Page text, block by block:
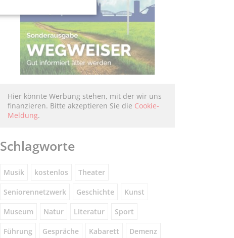
Hier könnte Werbung stehen, mit der wir uns
finanzieren. Bitte akzeptieren Sie die Cookie-
Meldung.
Schlagworte
Musik kostenlos Theater
Seniorennetzwerk Geschichte Kunst
Museum Natur Literatur Sport
Führung Gespräche Kabarett Demenz